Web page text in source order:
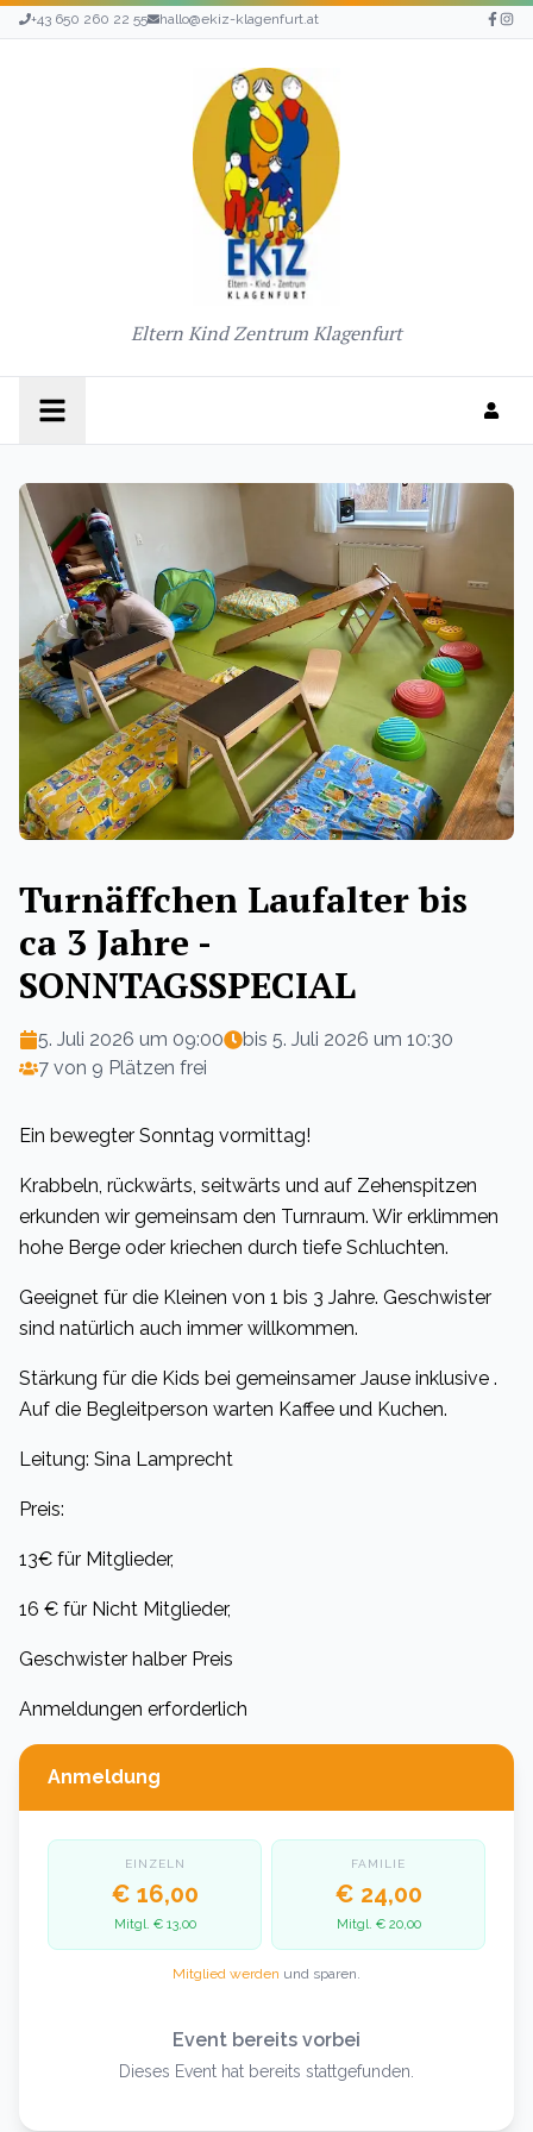
+43 650 260 22 55 hallo@ekiz-klagenfurt.at
Eltern Kind Zentrum Klagenfurt
Turnäffchen Laufalter bis
ca 3 Jahre -
SONNTAGSSPECIAL
5. Juli 2026 um 09:00 bis 5. Juli 2026 um 10:30
7 von 9 Plätzen frei
Ein bewegter Sonntag vormittag!
Krabbeln, rückwärts, seitwärts und auf Zehenspitzen
erkunden wir gemeinsam den Turnraum. Wir erklimmen
hohe Berge oder kriechen durch tiefe Schluchten.
Geeignet für die Kleinen von 1 bis 3 Jahre. Geschwister
sind natürlich auch immer willkommen.
Stärkung für die Kids bei gemeinsamer Jause inklusive .
Auf die Begleitperson warten Kaffee und Kuchen.
Leitung: Sina Lamprecht
Preis:
13€ für Mitglieder,
16 € für Nicht Mitglieder,
Geschwister halber Preis
Anmeldungen erforderlich
Anmeldung
EINZELN
€ 16,00
Mitgl. € 13,00
FAMILIE
€ 24,00
Mitgl. € 20,00
Mitglied werden und sparen.
Event bereits vorbei
Dieses Event hat bereits stattgefunden.